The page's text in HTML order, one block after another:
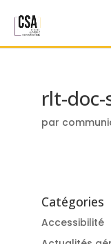
rlt-doc-
par
Catégories
Accessibilité